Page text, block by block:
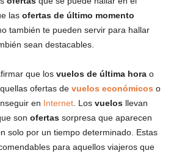
las ofertas de último momento
también te pueden servir para hallar
sean destacables.
que los vuelos de última hora o
ofertas de vuelos económicos o
en Internet . Los vuelos llevan
son ofertas sorpresa que aparecen
solo por un tiempo determinado. Estas
para aquellos viajeros que